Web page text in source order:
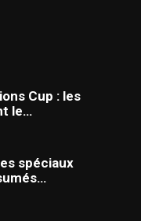
Cup : les
le…
spéciaux